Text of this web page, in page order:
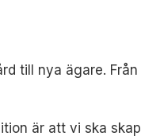
till nya ägare.
är att vi ska